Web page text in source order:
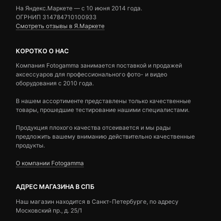
На Яндекс.Маркете — c 10 июня 2014 года.
ОГРНИП 314784710100933
Смотреть отзывы в Я.Маркете
КОРОТКО О НАС
Компания Fotogamma занимается поставкой и продажей
аксессуаров для профессионального фото- и видео
оборудования с 2010 года.
В нашем ассортименте представлены только качественные
товары, прошедшие тестирование нашими специалистами.
Продукция плохого качества отсеивается и мы рады
предложить вашему вниманию действительно качественные
продукты.
О компании Fotogamma
АДРЕС МАГАЗИНА В СПБ
Наш магазин находится в Санкт-Петербурге, по адресу
Московский пр., д. 25/1